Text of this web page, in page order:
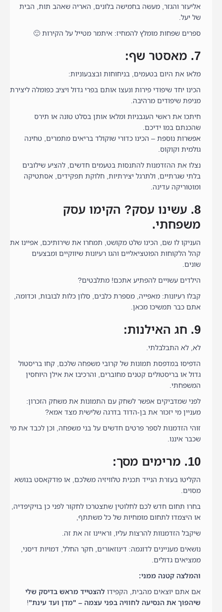
אליעזר והגזר, מעשה בחמישה בלונים, האריה שאהב תות, הבית
של יעל.
ספרים שפחות מומלץ להמחיז: איתמר מטייל על הקירות 🙂
7. מאסטר שף:
מלאו את היום בטעמים, בניחוחות ובצבעוניות:
הכינו יחד שיפודי פירות ונעצו אותם בפרי גדול ויציב כפומלה ליצירת
מניפת שיפודים מרהיבה.
חיתכו את ראשי העגבניות ומלאו אותן בסלט טונה או תירס
שהכנתם במו ידיכם.
אפשרות נוספת – הכינו כדורי שוקולד בריאים מתמרים, טחינה
גולמית וקוקוס.
נצלו את ההזדמנות להתנסות בטעמים חדשים, להציע שילובים
בלתי שגרתיים, ולתרגל יצירתיות, חלוקת תפקידים, אסתטיקה
ומוטוריקה עדינה.
8. עשינו עסק? הקימו עסק
משפחתי.
העניקו לו שם, הכינו שלט מקושט, תמחרו את שירותיכם, אפיינו את
קהל הלקוחות הפוטציאליים והגו רעיונות שיווקיים ומבצעים
שונים.
הילדים עשויים להפתיע אתכם! מתלבטים?
קבלו רעיונות: מאפייה, מספרת כלבים, סלון כלות לבובות, וכדומה,
אתם כבר תמשיכו מכאן.
9. חג האילנות:
לא, לא התבלבלתי.
הדפיסו במדפסת תמונות של קרובי משפחה שלכם, קחו בריסטול
גדול או בריסטולים קטנים מחוברים, והרכיבו את אילן היוחסין
המשפחתי.
לפני שמדביקים אפשר לשחק עם התמונות את משחק הזכרון:
מעניין מי יזכור את בן-הדוד בדרגה שלישית מצד אמא?
זוהי הזדמנות לספר פרטים חדשים על בני משפחה, וכן לכבד את מי
שכבר איננו.
10. מרימים מסך:
הקליטו בעזרת הנייד תכנית טלוויזיה משלכם, או פודקאסט בנושא
מסוים.
בחרו תחום חדש לכם לחלוטין שתצטרכו לחקור לפני כן בויקיפדיה,
או היצמדו לתחום מומחיות של כל משתתף,
שיקבל הזדמנוות להרצות עליו, וראיינו זה את זה.
נושאים מעניינים לדוגמה: דינוזאורים, חקר החלל, דמויות דיסני,
ממציאים גדולים.
והמלצה קטנה ממני:
אם אתם יוצאים מהבית, הקפידו להצטייד מראש בדיסק שלי
שיהפוך את הנסיעה לחוויה בפני עצמה – "מדן ועד עינת"!